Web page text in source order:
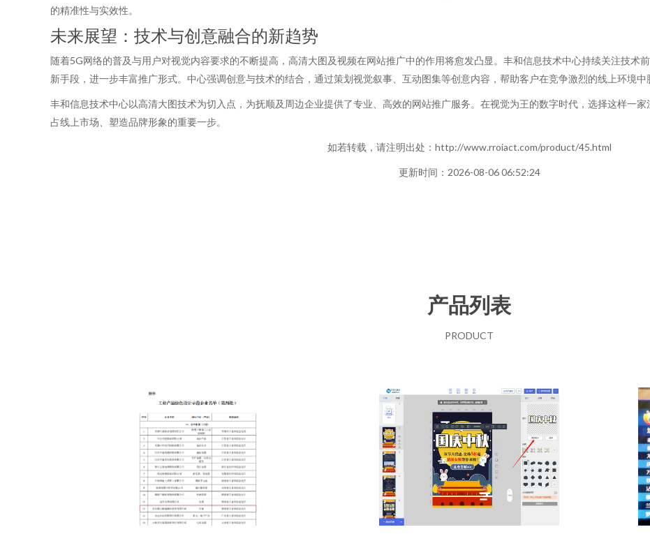
的精准性与实效性。
未来展望：技术与创意融合的新趋势
随着5G网络的普及与用户对视觉内容要求的不断提高，高清大图及视频在网站推广中的作用将愈发凸显。丰和信息技术中心持续关注技术
新手段，进一步丰富推广形式。中心强调创意与技术的结合，通过策划视觉叙事、互动图集等创意内容，帮助客户在竞争激烈的线上环境中
丰和信息技术中心以高清大图技术为切入点，为抚顺及周边企业提供了专业、高效的网站推广服务。在视觉为王的数字时代，选择这样一
占线上市场、塑造品牌形象的重要一步。
如若转载，请注明出处：http://www.rroiact.com/product/45.html
更新时间：2026-08-06 06:52:24
产品列表
PRODUCT